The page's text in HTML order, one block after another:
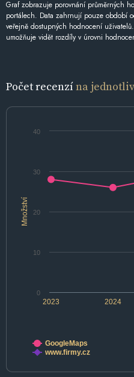
Graf zobrazuje porovnání průměrných
portálech. Data zahrnují pouze období
veřejně dostupných hodnocení
umožňuje vidět rozdíly v úrovni
Počet recenzína
Množství
2024
2023
0
10
20
30
40
GoogleMaps
www.firmy.cz